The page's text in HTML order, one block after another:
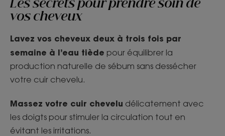
Les secrets pour prendre soin de
vos cheveux
Lavez vos cheveux deux à trois fois par
semaine à l’eau tiède pour équilibrer la
production naturelle de sébum sans dessécher
votre cuir chevelu.
Massez votre cuir chevelu délicatement avec
les doigts pour stimuler la circulation tout en
évitant les irritations.